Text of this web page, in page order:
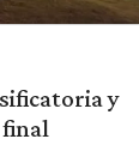
y
final